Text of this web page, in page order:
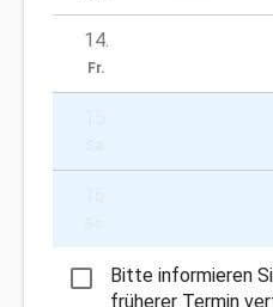
14.
Fr.
check_box_outline_blank
Bitte informieren
früherer Termin